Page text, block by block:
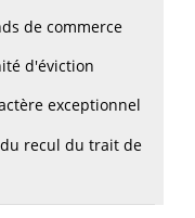
de commerce
d'éviction
exceptionnel
recul du trait de